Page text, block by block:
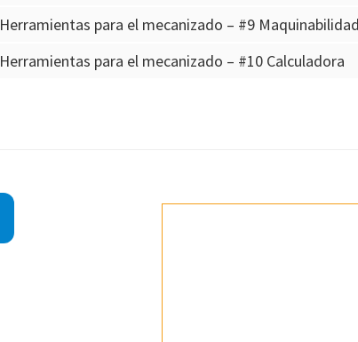
Herramientas para el mecanizado – #9
Herramientas para el mecanizado – #10 Calculadora